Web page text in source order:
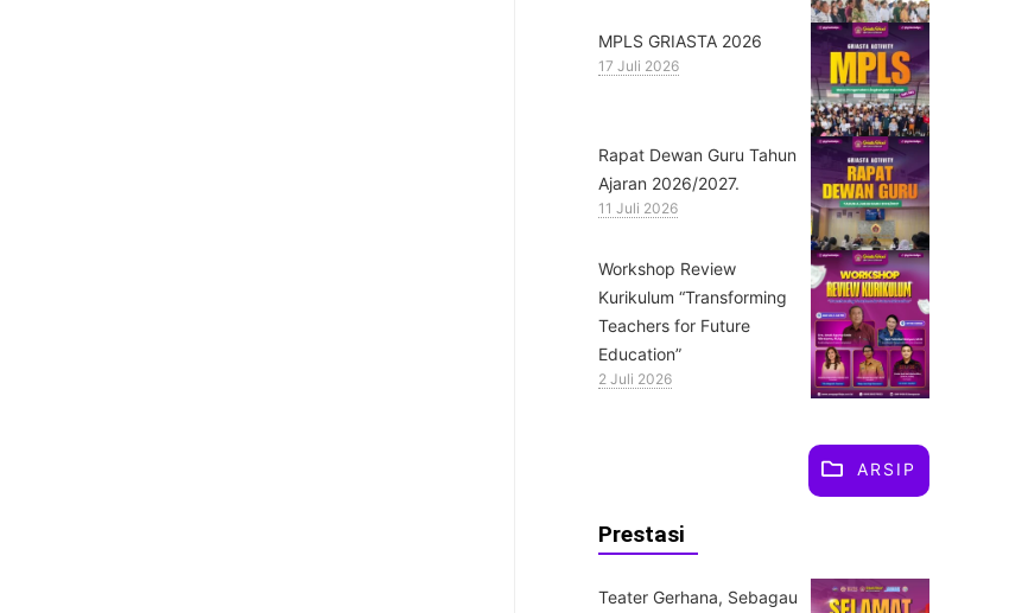
MPLS GRIASTA 2026
17 Juli 2026
Rapat Dewan Guru Tahun
Ajaran 2026/2027.
11 Juli 2026
Workshop Review
Kurikulum “Transforming
Teachers for Future
Education”
2 Juli 2026
ARSIP
Prestasi
Teater Gerhana, Sebagau